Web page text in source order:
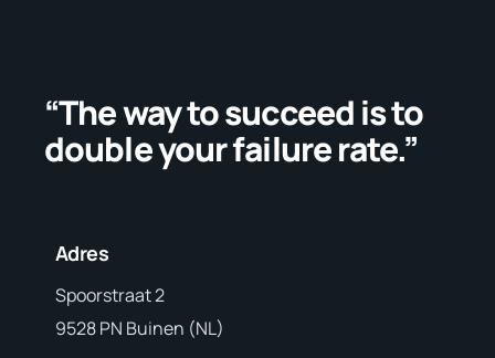
“The way to succeed is to
double your failure rate.”
Adres
Spoorstraat 2
9528 PN Buinen (NL)